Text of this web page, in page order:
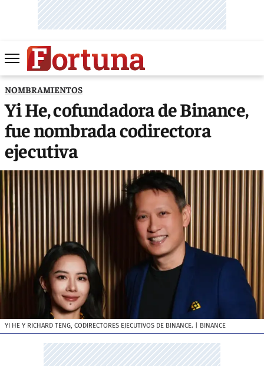
NOMBRAMIENTOS
Yi He, cofundadora de Binance,
fue nombrada codirectora
ejecutiva
YI HE Y RICHARD TENG, CODIRECTORES EJECUTIVOS DE BINANCE. | BINANCE